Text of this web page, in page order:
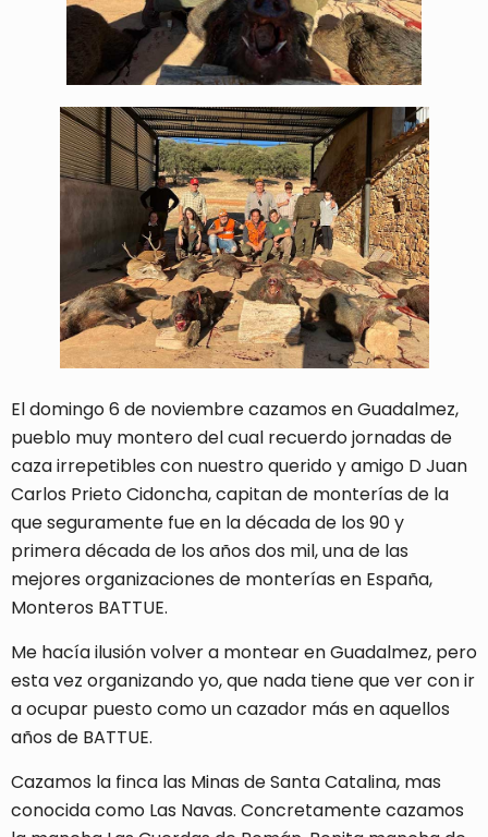
El domingo 6 de noviembre cazamos en Guadalmez,
pueblo muy montero del cual recuerdo jornadas de
caza irrepetibles con nuestro querido y amigo D Juan
Carlos Prieto Cidoncha, capitan de monterías de la
que seguramente fue en la década de los 90 y
primera década de los años dos mil, una de las
mejores organizaciones de monterías en España,
Monteros BATTUE.
Me hacía ilusión volver a montear en Guadalmez, pero
esta vez organizando yo, que nada tiene que ver con ir
a ocupar puesto como un cazador más en aquellos
años de BATTUE.
Cazamos la finca las Minas de Santa Catalina, mas
conocida como Las Navas. Concretamente cazamos